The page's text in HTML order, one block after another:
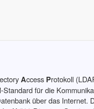
Access Protokoll
Standard für die
über das Internet.